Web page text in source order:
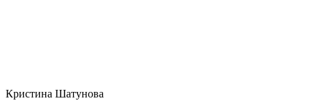
Кристина Шатунова